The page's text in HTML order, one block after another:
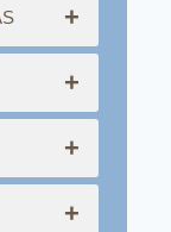
+
+
+
+